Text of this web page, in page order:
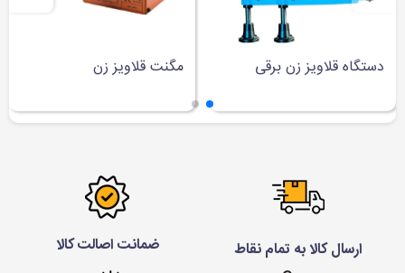
دستگاه قلاویز زن برقی مگنت قلاویز زن
ارسال کالا به تمام نقاط ضمانت اصالت کالا